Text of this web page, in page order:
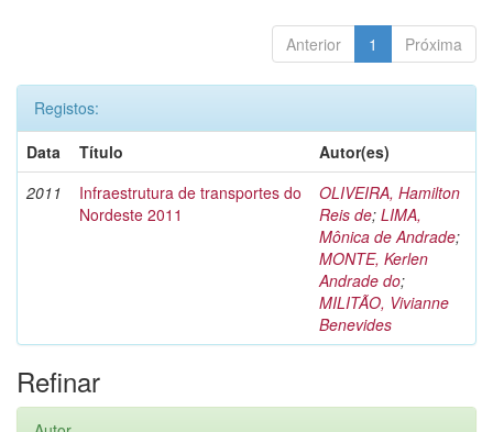
Anterior 1 Próxima
Registos:
Data
Título
Autor(es)
2011
Infraestrutura de transportes do
Nordeste 2011
OLIVEIRA, Hamilton
Reis de; LIMA,
Mônica de Andrade;
MONTE, Kerlen
Andrade do;
MILITÃO, Vivianne
Benevides
Refinar